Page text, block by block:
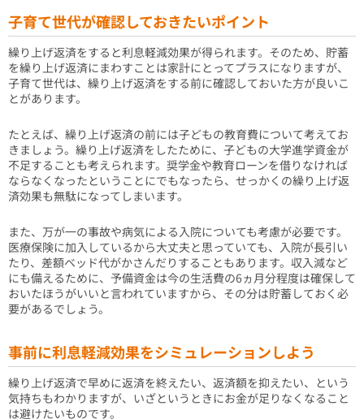
子育て世代が確認しておきたいポイント
繰り上げ返済をすると利息軽減効果が得られます。そのため、貯蓄
を繰り上げ返済にまわすことは家計にとってプラスになりますが、
子育て世代は、繰り上げ返済をする前に確認しておいた方が良いこ
とがあります。
たとえば、繰り上げ返済の前には子どもの教育費について考えてお
きましょう。繰り上げ返済をしたために、子どもの大学進学資金が
不足することも考えられます。奨学金や教育ローンを借りなければ
ならなくなったということにでもなったら、せっかくの繰り上げ返
済効果も無駄になってしまいます。
また、万が一の事故や病気による入院についても考慮が必要です。
医療保険に加入しているから大丈夫と思っていても、入院が長引い
たり、差額ベッド代がかさんだりすることもあります。収入減など
にも備えるために、予備資金は今の生活費の6ヵ月分程度は確保して
おいたほうがいいと言われていますから、その分は貯蓄しておく必
要があるでしょう。
事前に利息軽減効果をシミュレーションしよう
繰り上げ返済で早めに返済を終えたい、返済額を抑えたい、という
気持ちもわかりますが、いざというときにお金が足りなくなること
は避けたいものです。